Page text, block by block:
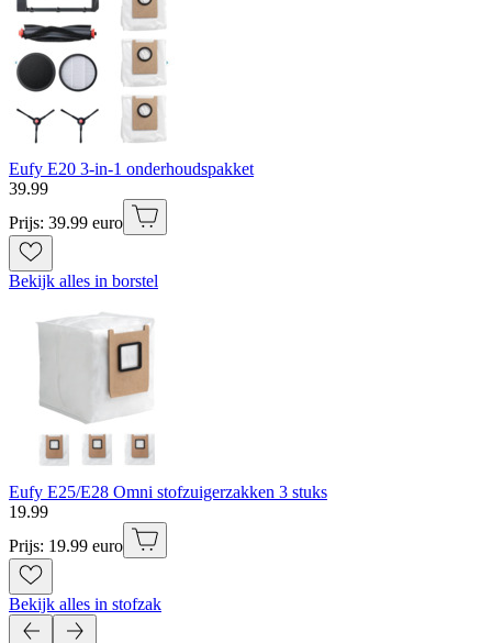
Eufy E20 3-in-1 onderhoudspakket
39.99
Prijs: 39.99 euro
Bekijk alles in borstel
Eufy E25/E28 Omni stofzuigerzakken 3 stuks
19.99
Prijs: 19.99 euro
Bekijk alles in stofzak